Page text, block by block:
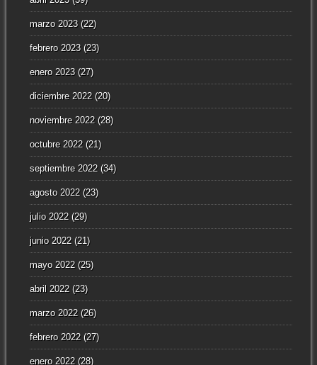
marzo 2023(22)
febrero 2023(23)
enero 2023(27)
diciembre 2022(20)
noviembre 2022(28)
octubre 2022(21)
septiembre 2022(34)
agosto 2022(23)
julio 2022(29)
junio 2022(21)
mayo 2022(25)
abril 2022(23)
marzo 2022(26)
febrero 2022(27)
enero 2022(28)